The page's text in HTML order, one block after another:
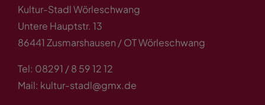
Kultur-Stadl Wörleschwang
Untere Hauptstr. 13
86441 Zusmarshausen / OT Wörleschwang
Tel: 08291 / 8 59 12 12
Mail: kultur-stadl@gmx.de